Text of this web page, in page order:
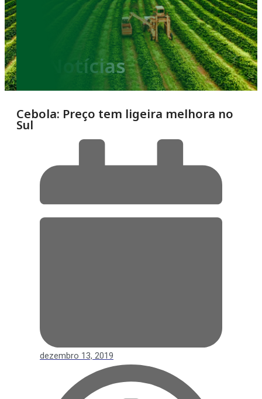
Notícias
Cebola: Preço tem ligeira melhora no
Sul
dezembro 13, 2019